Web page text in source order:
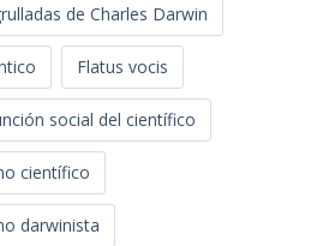
de Charles Darwin
Flatus vocis
social del científico
científico
darwinista